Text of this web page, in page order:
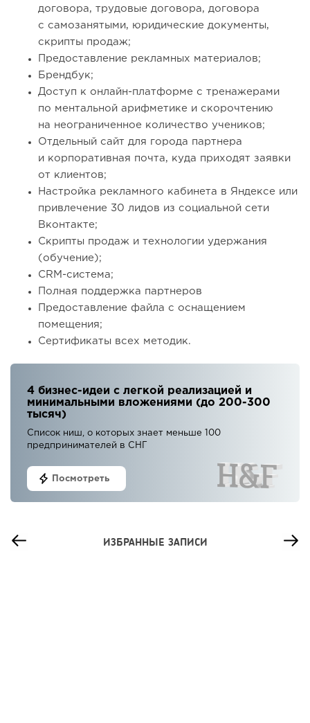
договора, трудовые договора, договора
с самозанятыми, юридические документы,
скрипты продаж;
Предоставление рекламных материалов;
Брендбук;
Доступ к онлайн-платформе с тренажерами
по ментальной арифметике и скорочтению
на неограниченное количество учеников;
Отдельный сайт для города партнера
и корпоративная почта, куда приходят заявки
от клиентов;
Настройка рекламного кабинета в Яндексе или
привлечение 30 лидов из социальной сети
Вконтакте;
Скрипты продаж и технологии удержания
(обучение);
CRM-система;
Полная поддержка партнеров
Предоставление файла с оснащением
помещения;
Сертификаты всех методик.
4 бизнес-идеи с легкой реализацией и
минимальными вложениями (до 200-300
тысяч)
Список ниш, о которых знает меньше 100
предпринимателей в СНГ
Посмотреть
ИЗБРАННЫЕ ЗАПИСИ